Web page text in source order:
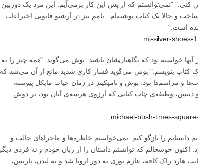
کنی." "نمی‌توانستم که از پس این کار برمی‌آیم. این مرد یک دوربین
حالا یک کتاب نوشته‌ام . نامم نیز در آرشیو قانونی اختراعات
است."
آنها خواسته بود که نگاهبان‌‍شان باشند. بوش می‌گوید: "همه چیز را به
کتاب بنویسم." بوش می‌گوید فشار کاری شدید مانع از آن می‌شد که
و مراسم‌ها بود. بوش و تامپکینز در زمان حیات مایکل پیوسته
وظیفه‌ی چاپ کتابی که آرزوی هرسه‌ی آنان بود، بر دوش
را بازگو کنم. نمی‌خواستم خاطره‌ها و ماجراهای جالب و
اکنون خوشحالم که توانستم داستان را از زبان خودم و نه فردی دیگر
تبلیغ این کتاب از روز ۳۰ اکتبر با حمایت هارد راک کافه، عازم توری به دور اروپا شد و به لندن، پاریس،